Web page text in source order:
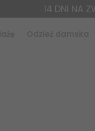
14 DNI NA